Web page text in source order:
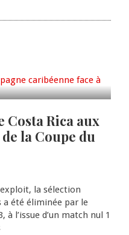
sa campagne
Rica aux
la Coupe du
la sélection
a été éliminée par le
à l’issue d’un match nul 1